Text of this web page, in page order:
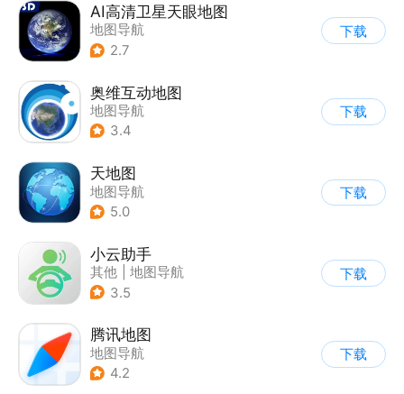
AI高清卫星天眼地图
地图导航
2.7
下载
奥维互动地图
地图导航
3.4
下载
天地图
地图导航
5.0
下载
小云助手
其他
地图导航
3.5
下载
腾讯地图
地图导航
4.2
下载